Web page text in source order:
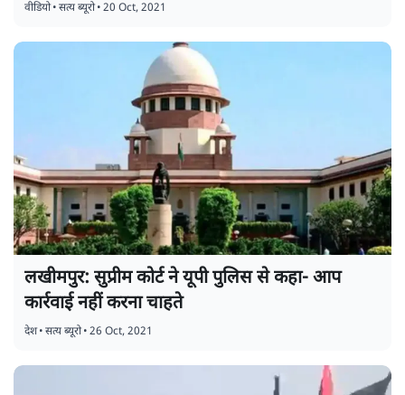
वीडियो•सत्य ब्यूरो•20 Oct, 2021
लखीमपुर: सुप्रीम कोर्ट ने यूपी पुलिस से कहा- आप
कार्रवाई नहीं करना चाहते
देश•सत्य ब्यूरो•26 Oct, 2021